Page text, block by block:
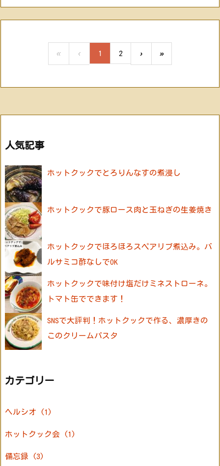
« ‹ 1 2 › »
人気記事
ホットクックでとろりんなすの煮浸し
ホットクックで豚ロース肉と玉ねぎの生姜焼き
ホットクックでほろほろスペアリブ煮込み。バ
ルサミコ酢なしでOK
ホットクックで味付け塩だけミネストローネ。
トマト缶でできます！
SNSで大評判！ホットクックで作る、濃厚きの
このクリームパスタ
カテゴリー
ヘルシオ (1)
ホットクック会 (1)
備忘録 (3)